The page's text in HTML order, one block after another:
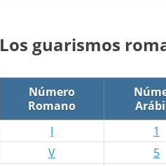
Los guarismos
Número
Romano
I
1
V
5